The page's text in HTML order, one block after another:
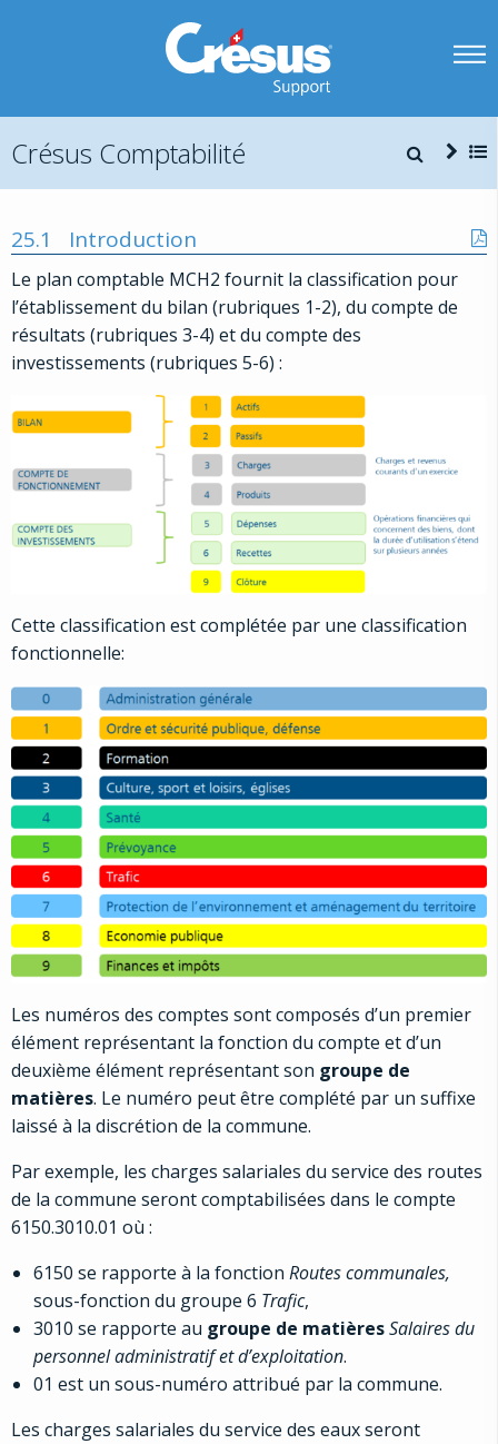
Crésus Comptabilité
25.1 Introduction
Le plan comptable MCH2 fournit la classification pour
l’établissement du bilan (rubriques 1-2), du compte de
résultats (rubriques 3-4) et du compte des
investissements (rubriques 5-6) :
Cette classification est complétée par une classification
fonctionnelle:
Les numéros des comptes sont composés d’un premier
élément représentant la fonction du compte et d’un
deuxième élément représentant son groupe de
matières. Le numéro peut être complété par un suffixe
laissé à la discrétion de la commune.
Par exemple, les charges salariales du service des routes
de la commune seront comptabilisées dans le compte
6150.3010.01 où :
6150 se rapporte à la fonction Routes communales,
sous-fonction du groupe 6 Trafic,
3010 se rapporte au groupe de matièresSalaires du
personnel administratif et d’exploitation.
01 est un sous-numéro attribué par la commune.
Les charges salariales du service des eaux seront